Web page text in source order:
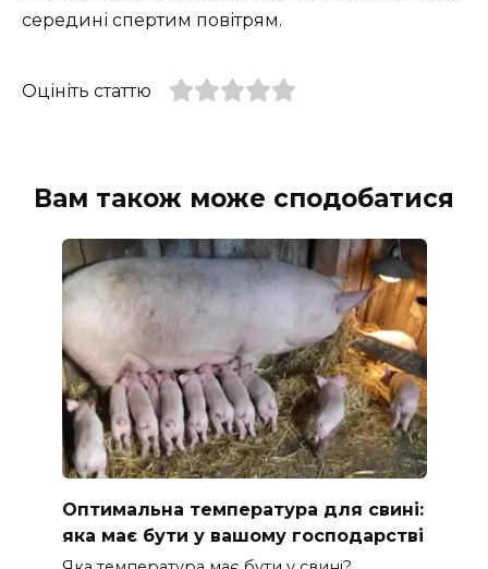
середині спертим повітрям.
Оцініть статтю
Вам також може сподобатися
Оптимальна температура для свині:
яка має бути у вашому господарстві